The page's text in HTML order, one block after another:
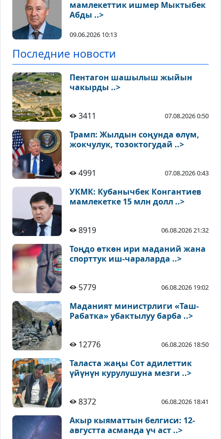
мамлекеттик ишмер Мыктыбек
Абды ..>
09.06.2026 10:13
Последние новости
Пентагон шашылыш жыйын
чакырды ..>
3411 07.08.2026 0:50
Трамп: Жылдын соңунда өлүм,
жокчулук, тозоктогудай ..>
4991 07.08.2026 0:43
УКМК: Кубанычбек Конгантиев
мамлекетке 15 млн долл ..>
8919 06.08.2026 21:32
Тоңдо өткөн ири маданий жана
спорттук иш-чараларда ..>
5779 06.08.2026 19:02
Маданият министрлиги «Таш-
Рабатка» убактылуу барба ..>
12776 06.08.2026 18:50
Таласта жаңы Сот адилеттик
үйүнүн курулушуна мезги ..>
8372 06.08.2026 18:41
Акыр кыяматтын белгиси: 12-
августта асманда үч аст ..>